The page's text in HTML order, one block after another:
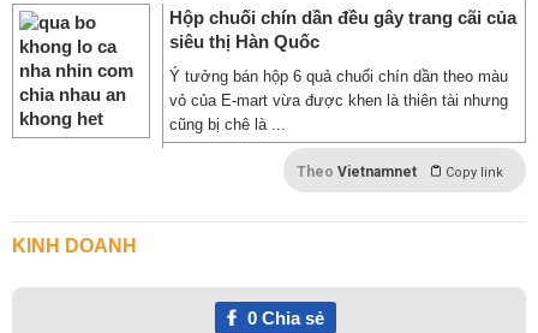
Hộp chuối chín dần đều gây trang cãi của
siêu thị Hàn Quốc
Ý tưởng bán hộp 6 quả chuối chín dần theo màu
vỏ của E-mart vừa được khen là thiên tài nhưng
cũng bị chê là ...
Theo Vietnamnet Copy link
KINH DOANH
0Chia sẻ